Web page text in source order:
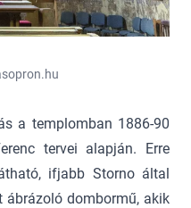
a templomban 1886-90
tervei alapján. Erre
ifjabb Storno által
dombormű, akik